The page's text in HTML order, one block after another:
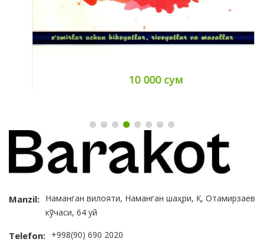
10 000 сум
Manzil: Наманган вилояти, Наманган шаҳри, Қ. Отамирзаев
кўчаси, 64 уй
Telefon: +998(90) 690 2020